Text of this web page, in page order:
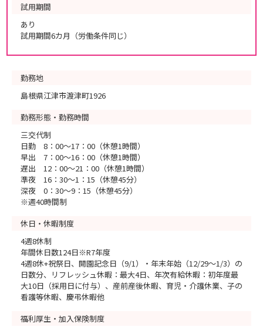
試用期間
あり
試用期間6カ月（労働条件同じ）
勤務地
島根県江津市渡津町1926
勤務形態・勤務時間
三交代制
日勤 8：00～17：00（休憩1時間）
早出 7：00～16：00（休憩1時間）
遅出 12：00～21：00（休憩1時間）
準夜 16：30～1：15（休憩45分）
深夜 0：30～9：15（休憩45分）
※週40時間制
休日・休暇制度
4週8休制
年間休日数124日※R7年度
4週8休+祝祭日、開園記念日（9/1）・年末年始（12/29～1/3）の
日数分、リフレッシュ休暇：最大4日、年次有給休暇：初年度最
大10日（採用日に付与）、産前産後休暇、育児・介護休業、子の
看護等休暇、慶弔休暇他
福利厚生・加入保険制度